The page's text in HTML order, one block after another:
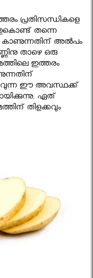
പ്രതിസന്ധികളെ
തന്നെ
കാണുന്നതിന് അല്‍പം
താഴെ ഒരു
ഇത്തരം
ഈ അവസ്ഥക്ക്
ഏത്
തിളക്കവും